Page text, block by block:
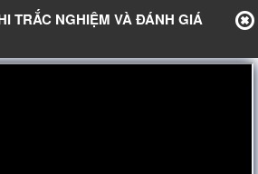
TRẮC NGHIỆM VÀ ĐÁNH GIÁ